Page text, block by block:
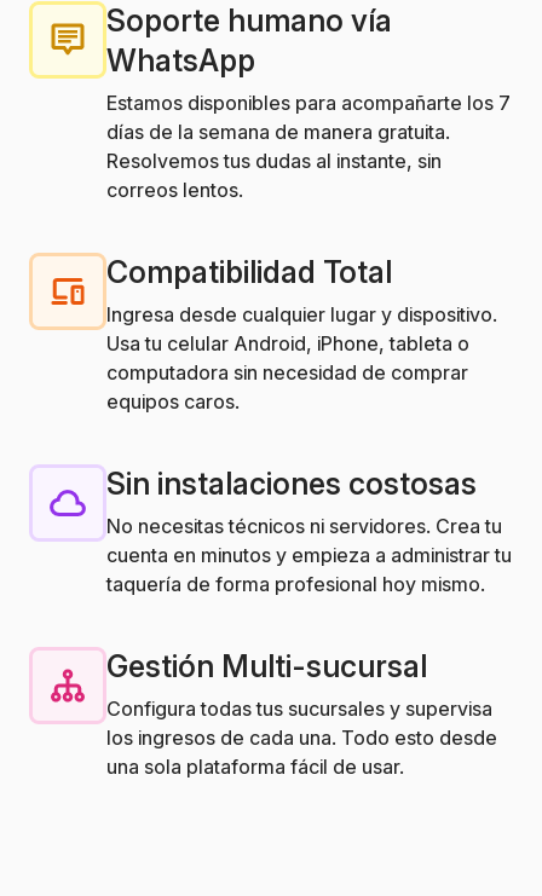
Soporte humano vía
WhatsApp
Estamos disponibles para acompañarte los 7
días de la semana de manera gratuita.
Resolvemos tus dudas al instante, sin
correos lentos.
Compatibilidad Total
Ingresa desde cualquier lugar y dispositivo.
Usa tu celular Android, iPhone, tableta o
computadora sin necesidad de comprar
equipos caros.
Sin instalaciones costosas
No necesitas técnicos ni servidores. Crea tu
cuenta en minutos y empieza a administrar tu
taquería de forma profesional hoy mismo.
Gestión Multi-sucursal
Configura todas tus sucursales y supervisa
los ingresos de cada una. Todo esto desde
una sola plataforma fácil de usar.